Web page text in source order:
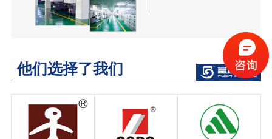
他们选择了我们